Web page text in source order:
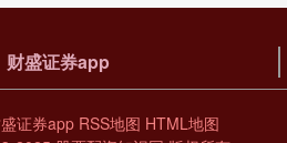
财盛证券app
证券app RSS地图 HTML地图